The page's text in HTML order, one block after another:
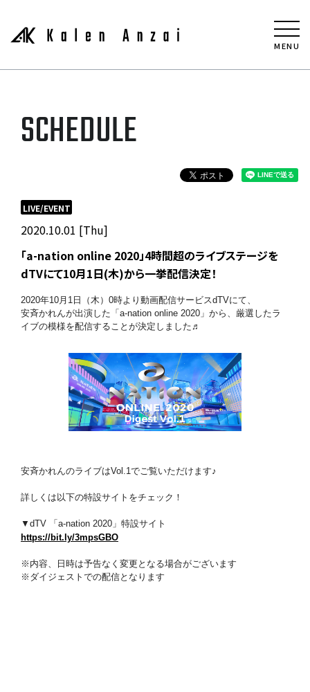
MENU
SCHEDULE
2020.10.01 [Thu]
LIVE/EVENT
「a-nation online 2020」4時間超のライブステージを
dTVにて10月1日(木)から一挙配信決定！
2020年10月1日（木） 0時より動画配信サービスdTVにて、
安斉かれんが出演した「a-nation online 2020」から、厳選したラ
イブの模様を配信することが決定しました♬
安斉かれんのライブはVol.1でご覧いただけます♪
詳しくは以下の特設サイトをチェック！
▼dTV 「a-nation 2020」特設サイト
https://bit.ly/3mpsGBO
※内容、日時は予告なく変更となる場合がございます
※ダイジェストでの配信となります